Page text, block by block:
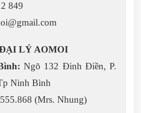
849
LÝ AOMOI
Ngõ 132 Đinh Điền, P.
Ninh Bình
(Mrs. Nhung)